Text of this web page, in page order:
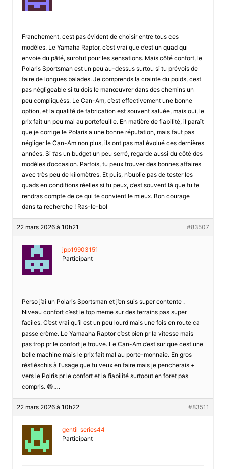
Franchement, cest pas évident de choisir entre tous ces
modèles. Le Yamaha Raptor, c’est vrai que c’est un quad qui
envoie du pâté, surotut pour les sensations. Mais côté confort, le
Polaris Sportsman est un peu au-dessus surtou si tu prévois de
faire de longues balades. Je comprends la crainte du poids, cest
pas négligeable si tu dois le manœuvrer dans des chemins un
peu compliquéss. Le Can-Am, c’est effectivement une bonne
option, et la qualité de fabrication est souvent saluée, mais oui, le
prix fait un peu mal au portefeuille. En matière de fiabilité, il paraît
que je corrige le Polaris a une bonne réputation, mais faut pas
négliger le Can-Am non plus, ils ont pas mal évolué ces dernières
années. Si t’as un budget un peu serré, regarde aussi du côté des
modèles d’occasion. Parfois, tu peux trouver des bonnes affaires
avec très peu de kilomètres. Et puis, n’oublie pas de tester les
quads en conditions réelles si tu peux, c’est souvent là que tu te
rendras compte de ce qui te convient le mieux. Bon courage
dans ta recherche ! Ras-le-bol
22 mars 2026 à 10h21 #83507
jpp19903151
Participant
Perso j’ai un Polaris Sportsman et j’en suis super contente .
Niveau confort c’est le top meme sur des terrains pas super
faciles. C’est vrai qu’il est un peu lourd mais une fois en route ca
passe crème. Le Yamaaha Raptor c’est bien pr la vitesse mais
pas trop pr le confort je trouve. Le Can-Am c’est sur que cest une
belle machine mais le prix fait mal au porte-monnaie. En gros
résfléschis à l’usage que tu veux en faire mais je pencherais +
vers le Polris pr le confort et la fiabilité surtoout en foret pas
compris. 😁….
22 mars 2026 à 10h22 #83511
gentil_series44
Participant